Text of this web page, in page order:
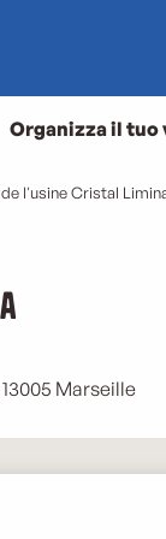
Organizza il tuo
l'usine Cristal
Marseille